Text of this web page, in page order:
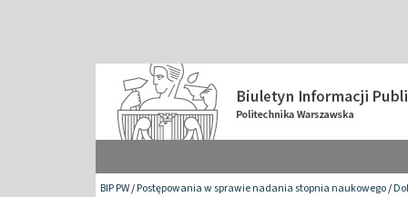
BIP PW/Postępowania w sprawie nadania stopnia naukowego/